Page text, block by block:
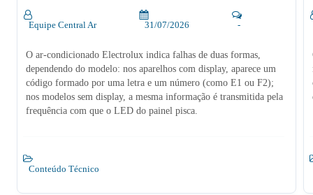
Equipe Central Ar 31/07/2026 -
O ar-condicionado Electrolux indica falhas de duas formas,
dependendo do modelo: nos aparelhos com display, aparece um
código formado por uma letra e um número (como E1 ou F2);
nos modelos sem display, a mesma informação é transmitida pela
frequência com que o LED do painel pisca.
Conteúdo Técnico